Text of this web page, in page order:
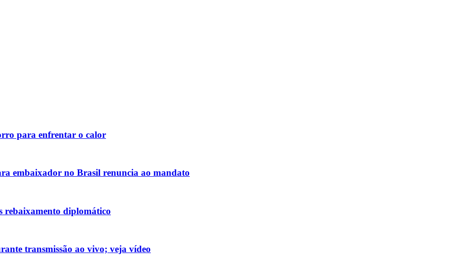
para enfrentar o calor
embaixador no Brasil renuncia ao mandato
rebaixamento diplomático
transmissão ao vivo; veja vídeo